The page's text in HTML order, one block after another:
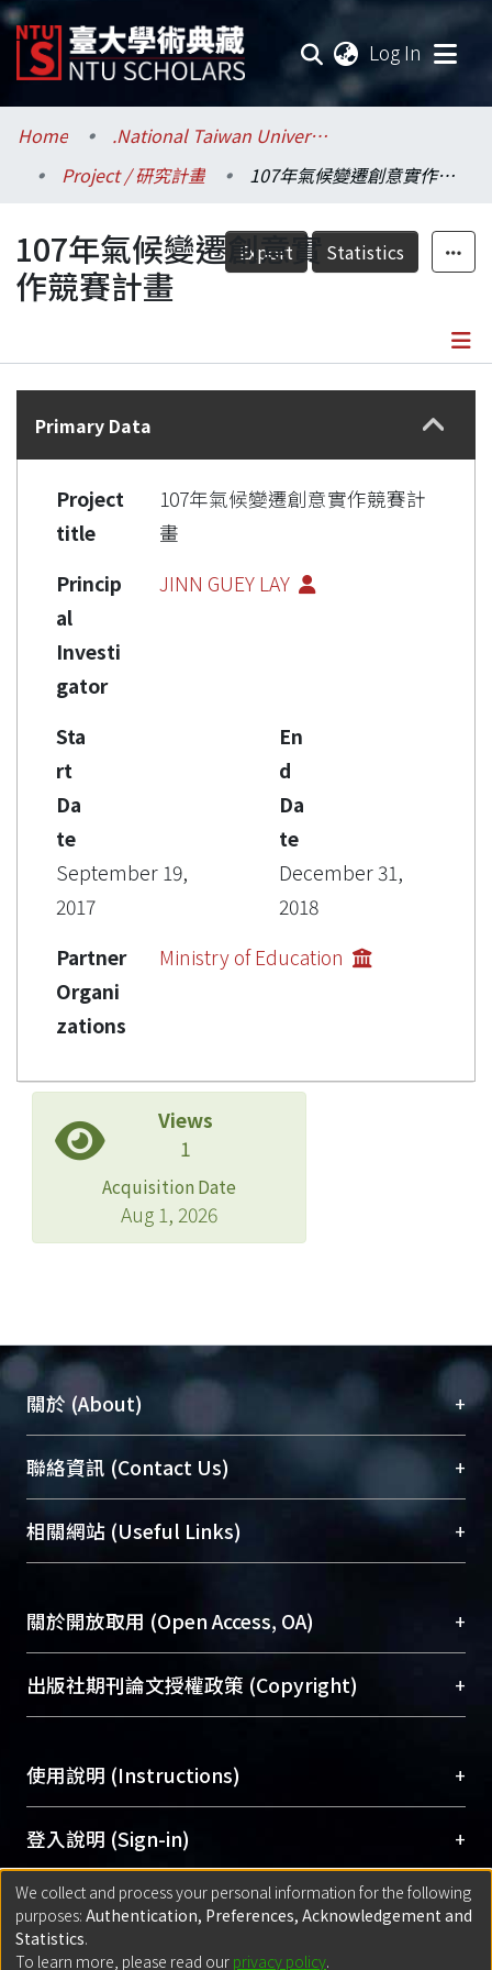
Log In
Communities & Collections
Research Outputs
Fundings & Projects
Researchers
Statistics
Home
.National Taiwan University / 國立臺灣大學
Project / 研究計畫
107年氣候變遷創意實作競賽計畫
Export Statistics
107年氣候變遷創意實
作競賽計畫
Details
Primary Data
Project
title
107年氣候變遷創意實作競賽計
畫
Princip
al
Investi
gator
JINN GUEY LAY
Sta
rt
Da
te
September 19,
2017
En
d
Da
te
December 31,
2018
Partner
Organi
zations
Ministry of Education
Views
1
Acquisition Date
Aug 1, 2026
關於 (About) +
臺大位居世界頂尖大學之列，為永久珍藏及向國際
展現本校豐碩的研究成果及學術能量，圖書館整合
機構典藏（NTUR）與學術庫（AH）不同功能平
台，成為臺大學術典藏NTU scholars。期能整合研
成果。
To permanently archive and promote researcher
profiles and scholarly works, Library integrates the
services of “NTU Repository” with “Academic
聯絡資訊 (Contact Us) +
總館學科館員(Main Library)
醫學圖書館學科館員(Medical Library)
Sciences Library)
相關網站 (Useful Links) +
關於開放取用 (Open Access, OA) +
開放取用是從使用者角度提升資訊取用性的社會運
動，應用在學術研究上是透過將研究著作公開供使
用逐年攀升。同時可加速研究發展、提升研究影響
Archive）平台。 （點選深入了解OA）
出版社期刊論文授權政策 (Copyright) +
含部分內容的版權非匯入者所有，或由第三方贊
助與合作完成，請確認該版權所有者及第三方同
意提供此授權。
Please represent that the submission is your
original work, and that you have the right to
grant the rights to upload.
若欲上傳已出版的全文電子檔，可使用
使用說明 (Instructions) +
網站簡介(Quickstart Guide)
使用手冊(Instruction Manual)
線上預約服務(Booking Service)
登入說明 (Sign-in) +
方案一：臺灣大學計算機中心帳號登入
(With C&INC Email Account)
方案二：ORCID帳號登入(With ORCID)
匯入著作 (Submission) +
We collect and process your personal information for the following
purposes: Authentication, Preferences, Acknowledgement and
Statistics.
To learn more, please read our privacy policy.